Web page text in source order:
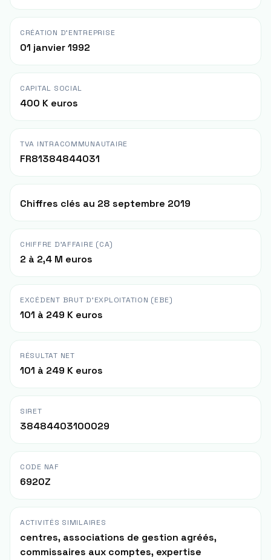
CRÉATION D'ENTREPRISE
01 janvier 1992
CAPITAL SOCIAL
400 K euros
TVA INTRACOMMUNAUTAIRE
FR81384844031
Chiffres clés au 28 septembre 2019
CHIFFRE D'AFFAIRE (CA)
2 à 2,4 M euros
EXCÉDENT BRUT D'EXPLOITATION (EBE)
101 à 249 K euros
RÉSULTAT NET
101 à 249 K euros
SIRET
38484403100029
CODE NAF
6920Z
ACTIVITÉS SIMILAIRES
centres, associations de gestion agréés,
commissaires aux comptes, expertise